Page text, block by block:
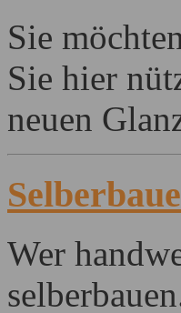
Sie
Sie hier
neuen
Wer